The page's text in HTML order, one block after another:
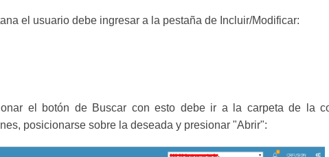
el usuario debe ingresar a la pestaña de Incluir/Modificar:
el botón de Buscar con esto debe ir a la carpeta de la
posicionarse sobre la deseada y presionar "Abrir":